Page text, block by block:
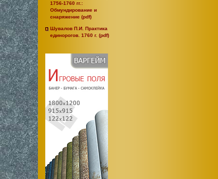
1756-1760 гг.:
Обмундирование и
снаряжение (pdf)
Шувалов П.И. Практика
единорогов. 1760 г. (pdf)